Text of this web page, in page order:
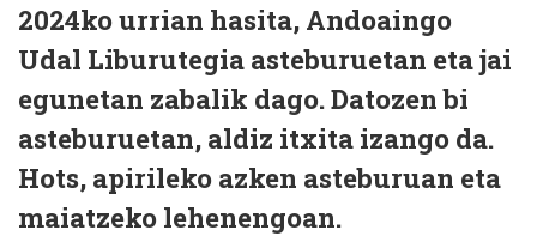
2024ko urrian hasita, Andoaingo
Udal Liburutegia asteburuetan eta jai
egunetan zabalik dago. Datozen bi
asteburuetan, aldiz itxita izango da.
Hots, apirileko azken asteburuan eta
maiatzeko lehenengoan.